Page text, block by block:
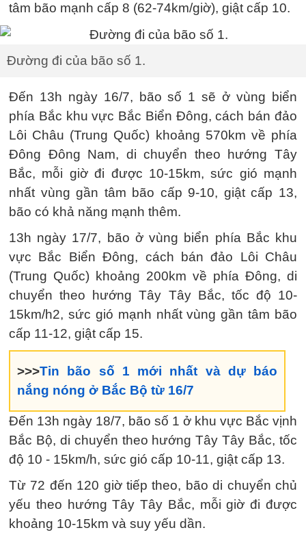
tâm bão mạnh cấp 8 (62-74km/giờ), giật cấp 10.
Đường đi của bão số 1.
Đến 13h ngày 16/7, bão số 1 sẽ ở vùng biển
phía Bắc khu vực Bắc Biển Đông, cách bán đảo
Lôi Châu (Trung Quốc) khoảng 570km về phía
Đông Đông Nam, di chuyển theo hướng Tây
Bắc, mỗi giờ đi được 10-15km, sức gió mạnh
nhất vùng gần tâm bão cấp 9-10, giật cấp 13,
bão có khả năng mạnh thêm.
13h ngày 17/7, bão ở vùng biển phía Bắc khu
vực Bắc Biển Đông, cách bán đảo Lôi Châu
(Trung Quốc) khoảng 200km về phía Đông, di
chuyển theo hướng Tây Tây Bắc, tốc độ 10-
15km/h2, sức gió mạnh nhất vùng gần tâm bão
cấp 11-12, giật cấp 15.
>>>Tin bão số 1 mới nhất và dự báo
nắng nóng ở Bắc Bộ từ 16/7
Đến 13h ngày 18/7, bão số 1 ở khu vực Bắc vịnh
Bắc Bộ, di chuyển theo hướng Tây Tây Bắc, tốc
độ 10 - 15km/h, sức gió cấp 10-11, giật cấp 13.
Từ 72 đến 120 giờ tiếp theo, bão di chuyển chủ
yếu theo hướng Tây Tây Bắc, mỗi giờ đi được
khoảng 10-15km và suy yếu dần.